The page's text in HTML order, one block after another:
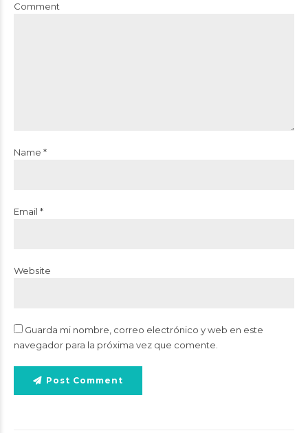
Comment
Name *
Email *
Website
Guarda mi nombre, correo electrónico y web en este
navegador para la próxima vez que comente.
Post Comment